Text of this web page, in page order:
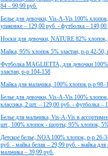
84 – 99,99 руб.
Белье для девочки, Vis-A-Vis 100%
упаковке – 129,00 руб. - футболка – 149,00
Носки для девочки, NATURE 82% хлопок,
Майка, 95% хлопок 5% эластан, р-р 42-50,
Футболка MAGLIETTA, для девочки
эластан, р-р 104-158
Майка для мальчика, 100% хлопок р-р
Белье для девочки, Vis-A-Vis 100%
классика, 2 шт. – 129,00 руб. - футболка –
Белье для мальчика, Vis-A-Vis в
шт., 100% хлопок - шорты, 95% хлопок, 5%
Детское белье, NOA 100% хлопок, р-р 26-
руб. - майка белая – 29,99 руб. - майка
мальчика – 39,99 руб.